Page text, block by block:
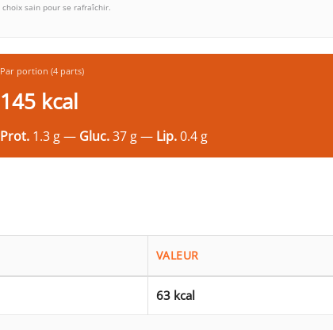
choix sain pour se rafraîchir.
Par portion (4 parts)
145 kcal
Prot. 1.3 g — Gluc.37 g — Lip.0.4 g
VALEUR
63 kcal